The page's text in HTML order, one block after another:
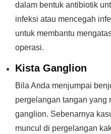
dalam bentuk antibiotik
infeksi atau mencegah
untuk membantu
operasi.
Kista Ganglion
Bila Anda menjumpai
pergelangan tangan yang
ganglion. Sebenarnya
muncul di pergelangan